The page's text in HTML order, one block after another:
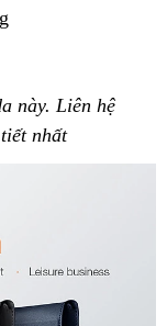
này. Liên hệ
nhất